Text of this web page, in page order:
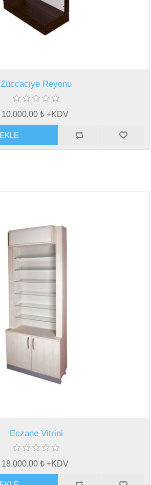
Züccaciye Reyonu
10.000,00 ₺ +KDV
Eczane Vitrini
18.000,00 ₺ +KDV